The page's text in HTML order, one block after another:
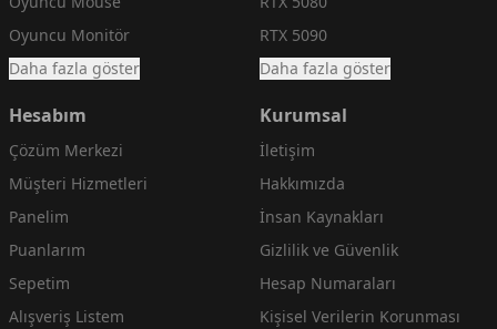
Oyuncu Monitör
Daha fazla göster
RTX 5090
Daha fazla göster
Hesabım
Çözüm Merkezi
Müşteri Hizmetleri
Panelim
Puanlarım
Sepetim
Alışveriş Listem
Kurumsal
İletişim
Hakkımızda
İnsan Kaynakları
Gizlilik ve Güvenlik
Hesap Numaraları
Kişisel Verilerin Korunması